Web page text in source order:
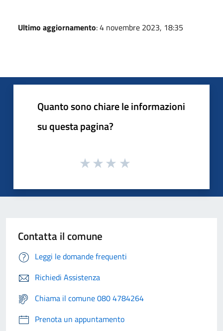
Ultimo aggiornamento: 4 novembre 2023, 18:35
Quanto sono chiare le informazioni
su questa pagina?
Contatta il comune
Leggi le domande frequenti
Richiedi Assistenza
Chiama il comune 080 4784264
Prenota un appuntamento